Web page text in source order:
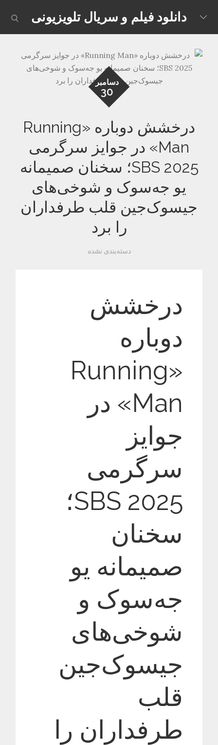
content
دانلود فیلم و سریال تلویزیونی
دسامبر
30
درخشش دوباره «Running
Man» در جوایز سرگرمی
SBS 2025؛ سخنان صمیمانه
یو جه‌سوک و شوخی‌های
جیسوک‌جین قلب طرفداران
را برد
دسته‌بندی نشده
درخشش
دوباره
«Running
Man» در
جوایز
سرگرمی
SBS 2025؛
سخنان
صمیمانه یو
جه‌سوک و
شوخی‌های
جیسوک‌جین
قلب
طرفداران را